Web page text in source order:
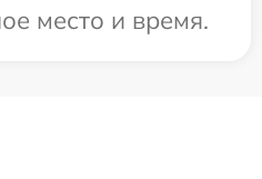
место и время.